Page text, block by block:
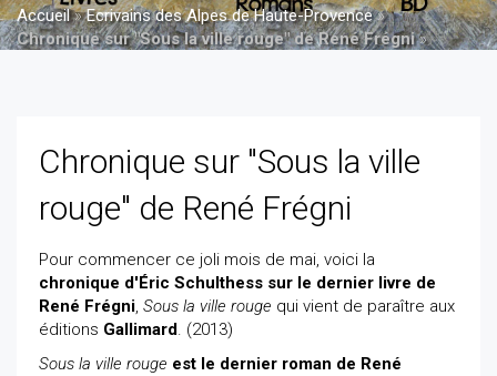
Accueil»Ecrivains des Alpes de Haute-Provence»
Chronique sur "Sous la ville rouge" de René Frégni»
Chronique sur "Sous la ville
rouge" de René Frégni
Pour commencer ce joli mois de mai, voici la
chronique d'Éric Schulthess sur le dernier livre de
René Frégni, Sous la ville rouge qui vient de paraître aux
éditions Gallimard. (2013)
Sous la ville rouge est le dernier roman de René